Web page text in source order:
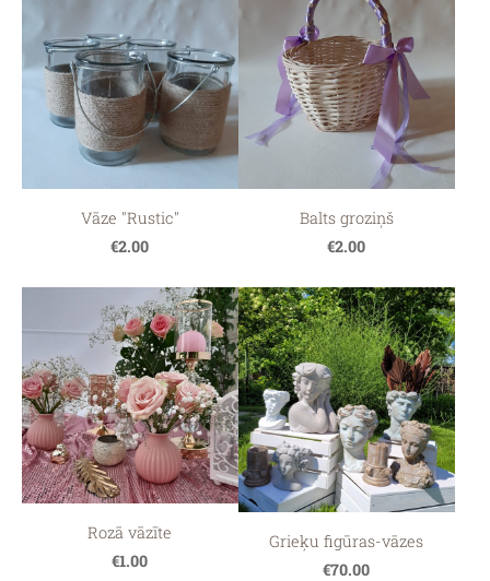
Vāze "Rustic"
€2.00
Balts groziņš
€2.00
Rozā vāzīte
€1.00
Grieķu figūras-vāzes
€70.00